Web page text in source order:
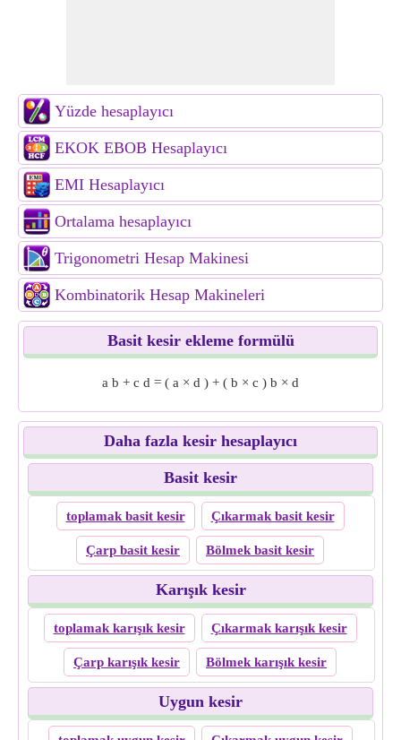
Yüzde hesaplayıcı
EKOK EBOB Hesaplayıcı
EMI Hesaplayıcı
Ortalama hesaplayıcı
Trigonometri Hesap Makinesi
Kombinatorik Hesap Makineleri
Basit kesir ekleme formülü
a b + c d = ( a × d ) + ( b × c ) b × d
Daha fazla kesir hesaplayıcı
Basit kesir
toplamak basit kesir Çıkarmak basit kesir
Çarp basit kesir Bölmek basit kesir
Karışık kesir
toplamak karışık kesir Çıkarmak karışık kesir
Çarp karışık kesir Bölmek karışık kesir
Uygun kesir